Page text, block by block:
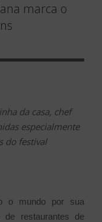
marca o
da casa, chef
especialmente
do festival
o mundo por sua
de restaurantes de